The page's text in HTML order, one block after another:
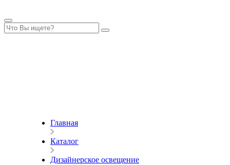
Главная
Каталог
Дизайнерское освещение